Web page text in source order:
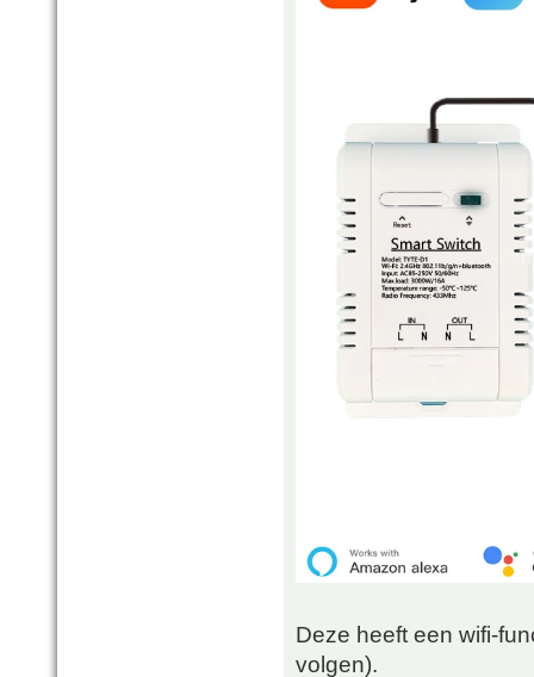
Deze heeft een wifi-
volgen).